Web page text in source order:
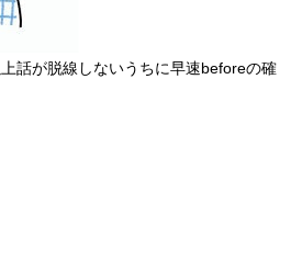
話が脱線しないうちに早速beforeの確